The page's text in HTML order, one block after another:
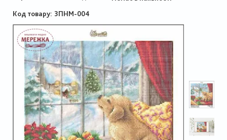
Код товару ЗПНМ-004